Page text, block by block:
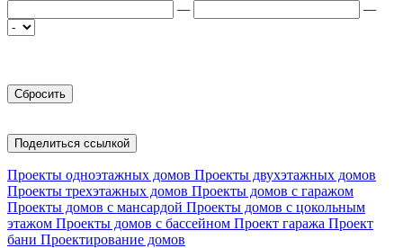
—
—
Поделиться ссылкой
Проекты одноэтажных домов Проекты двухэтажных домов
Проекты трехэтажных домов Проекты домов с гаражом
Проекты домов с мансардой Проекты домов с цокольным
этажом Проекты домов с бассейном Проект гаража Проект
бани Проектирование домов